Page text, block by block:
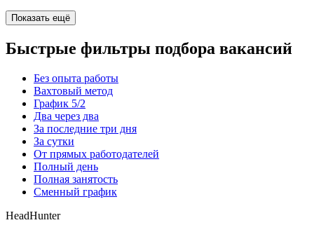
Показать ещё
Быстрые фильтры подбора вакансий
Без опыта работы
Вахтовый метод
График 5/2
Два через два
За последние три дня
За сутки
От прямых работодателей
Полный день
Полная занятость
Сменный график
HeadHunter